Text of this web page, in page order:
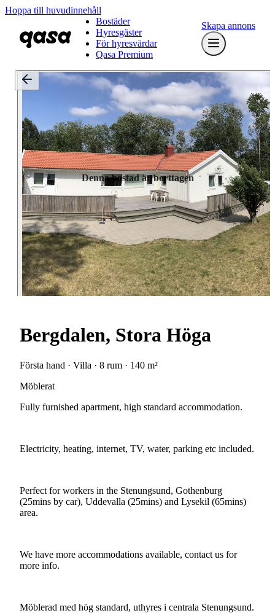
Hoppa till huvudinnehåll
Bostäder
Hyresgäster
För hyresvärdar
Qasa Premium
Skapa annons
Denna bostad är borttagen
Bergdalen, Stora Höga
Första hand · Villa · 8 rum · 140 m²
Möblerat
Fully furnished apartment, high standard accommodation.
Electricity, heating, internet, TV, water, parking etc included.
Perfect forworkers in the Stenungsund, Gothenburg
(25mins by car), Uddevalla (25mins) and Lysekil (65mins)
area.
We have more accommodations available, contact us for
more info.
Möblerad med hög standard, uthyres i centrala Stenungsund.